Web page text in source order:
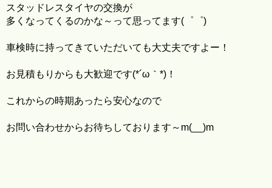
スタッドレスタイヤの交換が
多くなってくるのかな～って思ってます(゜゜)
車検時に持ってきていただいても大丈夫ですよー！
お見積もりからも大歓迎です(*´ω｀*)！
これからの時期あったら安心なので
お問い合わせからお待ちしております～m(__)m